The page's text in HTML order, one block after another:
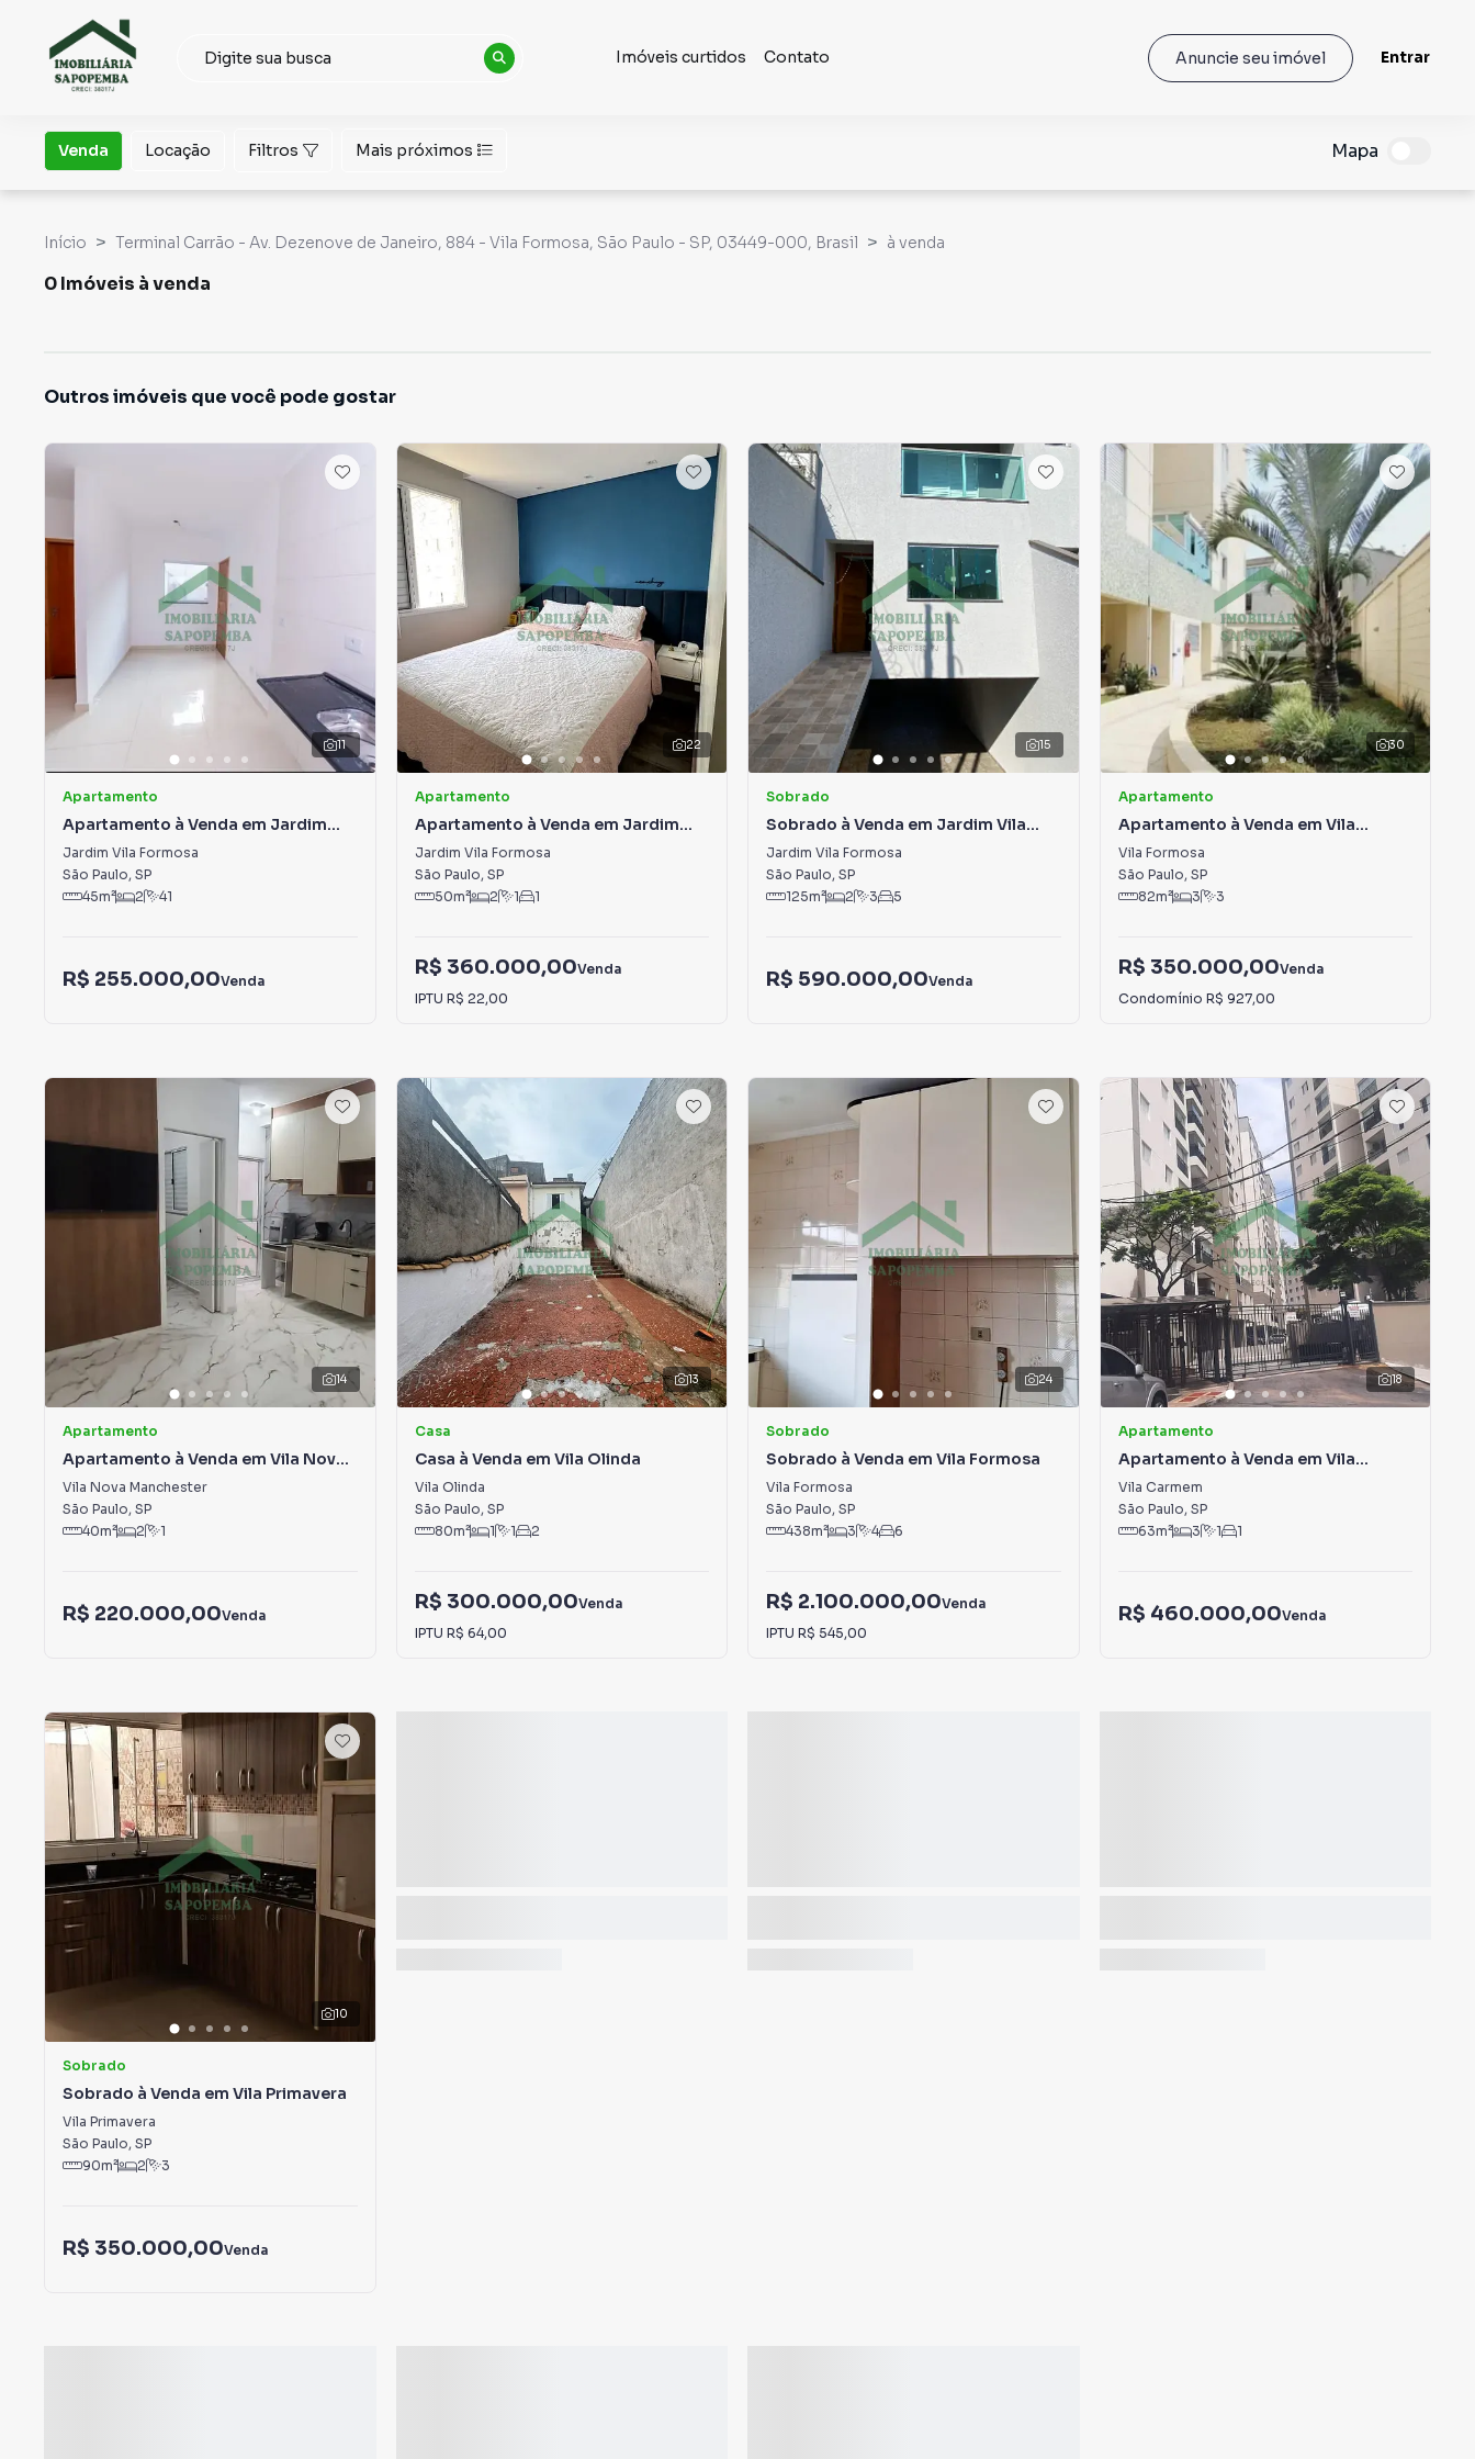
Imóveis curtidos Contato Anuncie seu imóvel Entrar
Venda Locação Filtros Mais próximos Mapa
Início Terminal Carrão - Av. Dezenove de Janeiro, 884 - Vila Formosa, São Paulo - SP, 03449-000, Brasil à venda
0 Imóveis à venda
Outros imóveis que você pode gostar
11
Apartamento
Apartamento à Venda em Jardim
Vila Formosa
Jardim Vila Formosa
São Paulo, SP
45m² 2 41
R$ 255.000,00Venda
22
Apartamento
Apartamento à Venda em Jardim
Vila Formosa
Jardim Vila Formosa
São Paulo, SP
50m² 2 1 1
R$ 360.000,00Venda
IPTU R$ 22,00
15
Sobrado
Sobrado à Venda em Jardim Vila
Formosa
Jardim Vila Formosa
São Paulo, SP
125m² 2 3 5
R$ 590.000,00Venda
30
Apartamento
Apartamento à Venda em Vila
Formosa
Vila Formosa
São Paulo, SP
82m² 3 3
R$ 350.000,00Venda
Condomínio R$ 927,00
14
Apartamento
Apartamento à Venda em Vila Nova
Manchester
Vila Nova Manchester
São Paulo, SP
40m² 2 1
R$ 220.000,00Venda
13
Casa
Casa à Venda em Vila Olinda
Vila Olinda
São Paulo, SP
80m² 1 1 2
R$ 300.000,00Venda
IPTU R$ 64,00
24
Sobrado
Sobrado à Venda em Vila Formosa
Vila Formosa
São Paulo, SP
438m² 3 4 6
R$ 2.100.000,00Venda
IPTU R$ 545,00
18
Apartamento
Apartamento à Venda em Vila
Carmem
Vila Carmem
São Paulo, SP
63m² 3 1 1
R$ 460.000,00Venda
10
Sobrado
Sobrado à Venda em Vila Primavera
Vila Primavera
São Paulo, SP
90m² 2 3
R$ 350.000,00Venda